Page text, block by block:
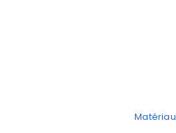
Matériau